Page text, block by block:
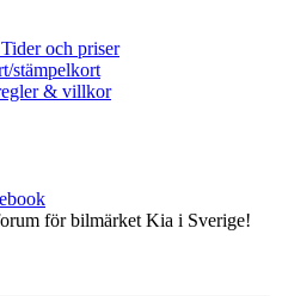
och priser
stämpelkort
& villkor
för bilmärket Kia i Sverige!